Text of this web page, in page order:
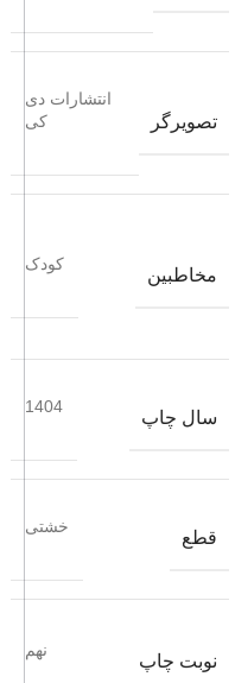
تصویرگر
انتشارات دی
کی
مخاطبین
کودک
سال چاپ
1404
قطع
خشتی
نوبت چاپ
نهم